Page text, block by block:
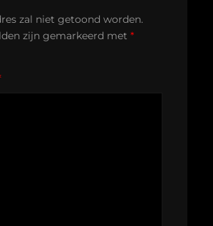
zal niet getoond worden.
zijn gemarkeerd met *